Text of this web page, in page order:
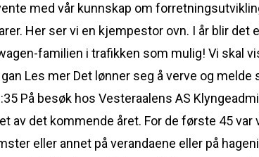
med vår kunnskap om
Her ser vi en kjempestor ovn. I år blir det
familien i trafikken som mulig! Vi skal
Les mer Det lønner seg å verve og melde
På besøk hos Vesteraalens AS
det kommende året. For de første 45 var
eller annet på verandaene eller på